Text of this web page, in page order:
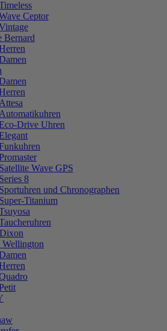
Ceptor
Bernard
Attesa
Automatikuhren
Drive Uhren
Satellite Wave GPS
Series 8
Sportuhren und Chronographen
Super-Titanium
Wellington